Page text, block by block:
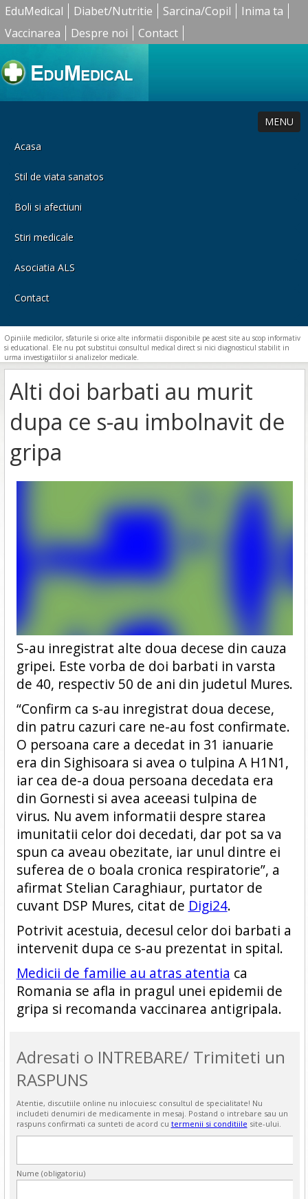
EduMedical Diabet/Nutritie Sarcina/Copil
Inima ta
Vaccinarea
Despre noi Contact
MENU
Acasa
Stil de viata sanatos
Boli si afectiuni
Stiri medicale
Asociatia ALS
Contact
Opiniile medicilor, sfaturile si orice alte informatii disponibile pe acest site au scop informativ
si educational. Ele nu pot substitui consultul medical direct si nici diagnosticul stabilit in
urma investigatiilor si analizelor medicale.
Alti doi barbati au murit
dupa ce s-au imbolnavit de
gripa
S-au inregistrat alte doua decese din cauza
gripei. Este vorba de doi barbati in varsta
de 40, respectiv 50 de ani din judetul Mures.
“Confirm ca s-au inregistrat doua decese,
din patru cazuri care ne-au fost confirmate.
O persoana care a decedat in 31 ianuarie
era din Sighisoara si avea o tulpina A H1N1,
iar cea de-a doua persoana decedata era
din Gornesti si avea aceeasi tulpina de
virus. Nu avem informatii despre starea
imunitatii celor doi decedati, dar pot sa va
spun ca aveau obezitate, iar unul dintre ei
suferea de o boala cronica respiratorie”, a
afirmat Stelian Caraghiaur, purtator de
cuvant DSP Mures, citat de Digi24.
Potrivit acestuia, decesul celor doi barbati a
intervenit dupa ce s-au prezentat in spital.
Medicii de familie au atras atentia ca
Romania se afla in pragul unei epidemii de
gripa si recomanda vaccinarea antigripala.
Adresati o INTREBARE/ Trimiteti un
RASPUNS
Atentie, discutiile online nu inlocuiesc consultul de specialitate! Nu
includeti denumiri de medicamente in mesaj. Postand o intrebare sau un
raspuns confirmati ca sunteti de acord cu termenii si conditiile site-ului.
Nume (obligatoriu)